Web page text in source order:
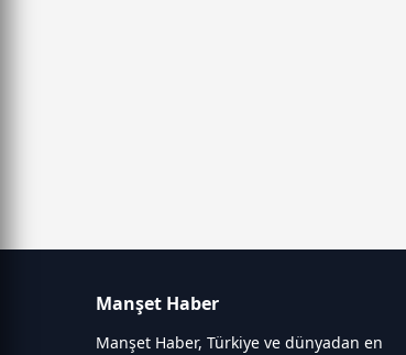
Manşet Haber
Manşet Haber, Türkiye ve dünyadan en